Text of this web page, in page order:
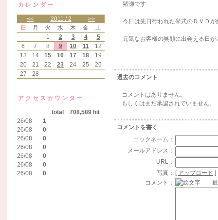
カレンダー
<< 2011 / 2
>>
日
月 火 水 木 金
土
1
2 3 4
5
6
7 8 9 10 11
12
13
14 15 16 17 18
19
20
21 22 23 24 25
26
27
28
アクセスカウンター
total 708,589 hit
26/08
1
26/08
0
26/08
0
26/08
0
26/08
0
26/08
0
26/08
0
猪瀬です
今日は先日行われた挙式のＤＶＤ
元気なお客様の笑顔に出会える日
過去のコメント
コメントはありません。
もしくはまだ承認されていません。
コメントを書く
ニックネーム：
メールアドレス：
URL：
写真：
[ アップロード ]
コメント：
最